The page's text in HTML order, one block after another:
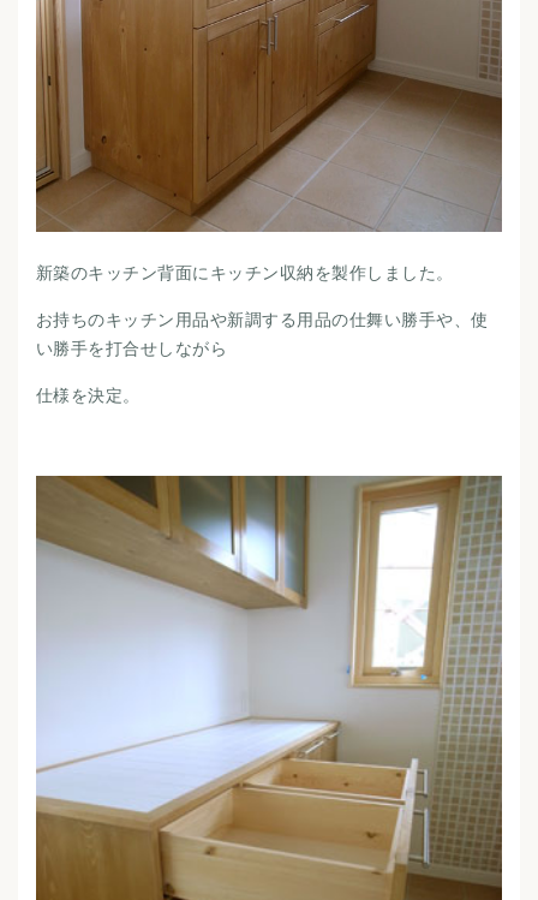
新築のキッチン背面にキッチン収納を製作しました。
お持ちのキッチン用品や新調する用品の仕舞い勝手や、使
い勝手を打合せしながら
仕様を決定。